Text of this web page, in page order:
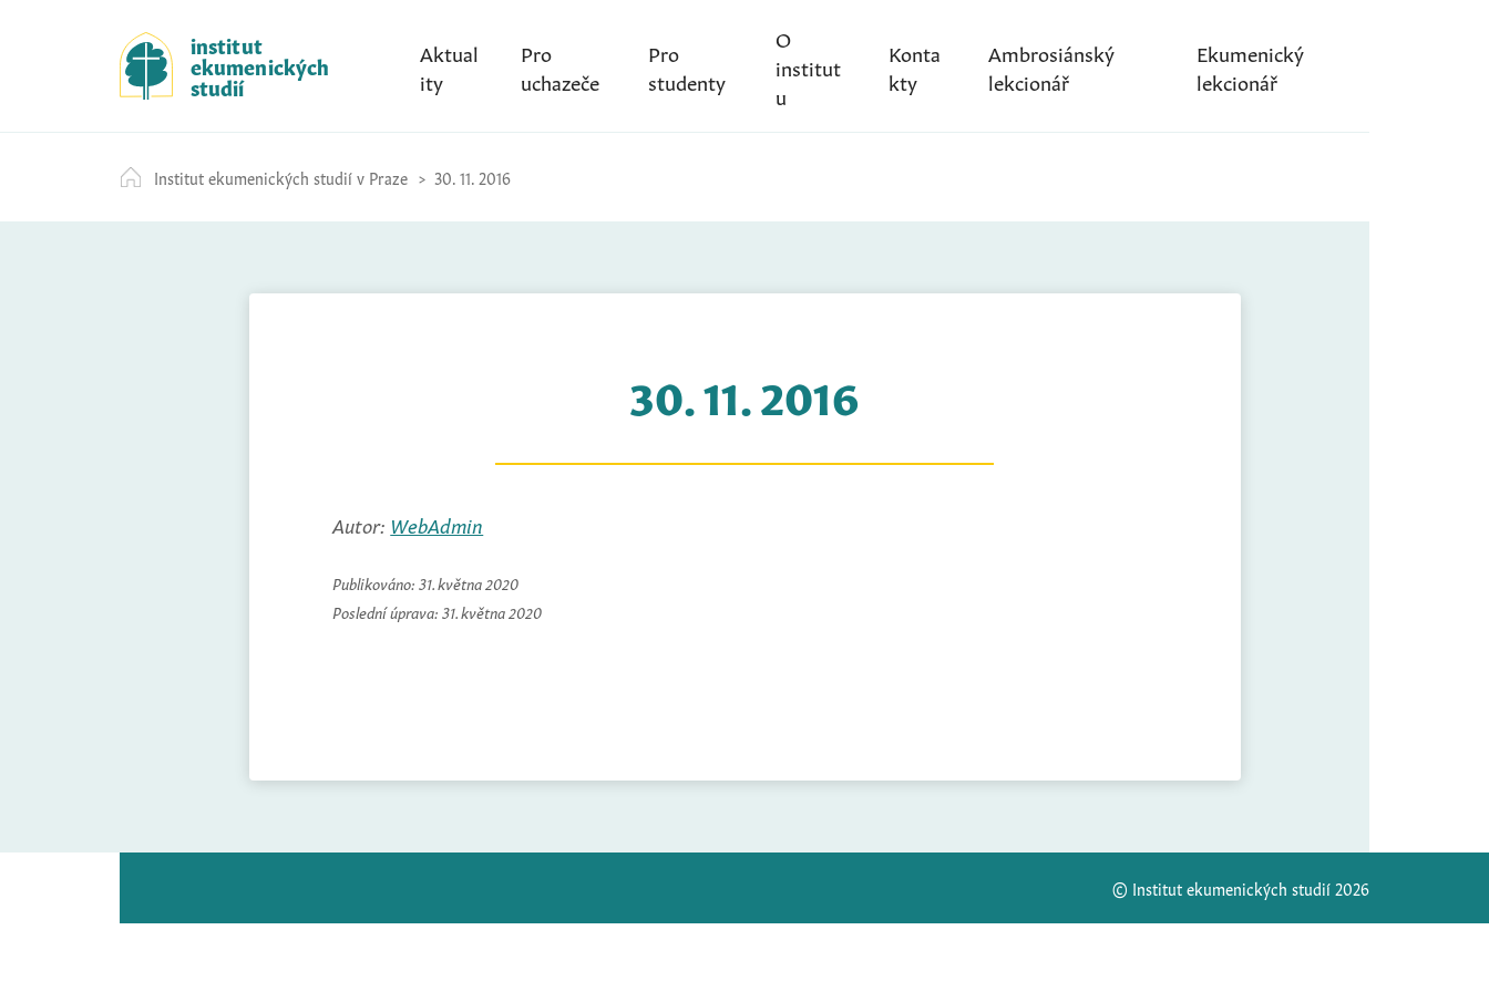
k
i
p
t
c
o
institut
ekumenických
studií
Aktual
ity
Pro
uchazeče
Pro
studenty
O
institut
u
Konta
kty
Ambrosiánský
lekcionář
Ekumenický
lekcionář
Institut ekumenických studií v Praze 30. 11. 2016
30. 11. 2016
Autor: WebAdmin
Publikováno: 31. května 2020
Poslední úprava: 31. května 2020
© Institut ekumenických studií 2026